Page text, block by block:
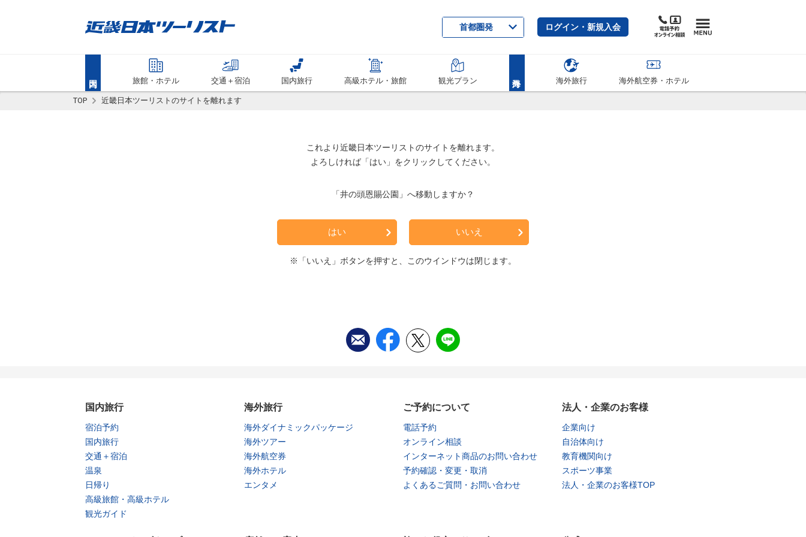
首都圏発 ログイン・新規入会
旅館・ホテル 交通＋宿泊 国内旅行 高級ホテル・旅館 観光プラン 海外旅行 海外航空券・ホテル
TOP 近畿日本ツーリストのサイトを離れます
これより近畿日本ツーリストのサイトを離れます。
よろしければ「はい」をクリックしてください。
「井の頭恩賜公園」へ移動しますか？
はい いいえ
※「いいえ」ボタンを押すと、このウインドウは閉じます。
国内旅行
宿泊予約
国内旅行
交通＋宿泊
温泉
日帰り
高級旅館・高級ホテル
観光ガイド
海外旅行
海外ダイナミックパッケージ
海外ツアー
海外航空券
海外ホテル
エンタメ
ご予約について
電話予約
オンライン相談
インターネット商品のお問い合わせ
予約確認・変更・取消
よくあるご質問・お問い合わせ
法人・企業のお客様
企業向け
自治体向け
教育機関向け
スポーツ事業
法人・企業のお客様TOP